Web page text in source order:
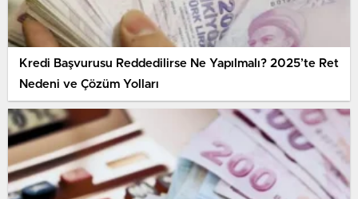
Kredi Başvurusu Reddedilirse Ne Yapılmalı? 2025’te Ret
Nedeni ve Çözüm Yolları